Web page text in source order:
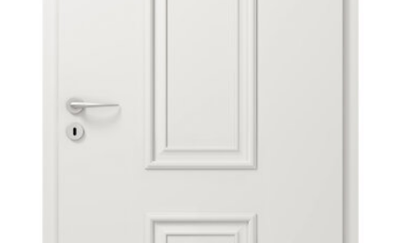
Dachboden­treppen